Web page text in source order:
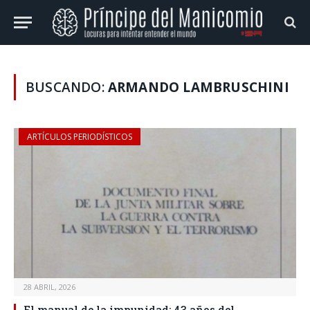
BUSCANDO:ARMANDO LAMBRUSCHINI
ARTÍCULOS PERIODÍSTICOS
28 ABRIL, 2026